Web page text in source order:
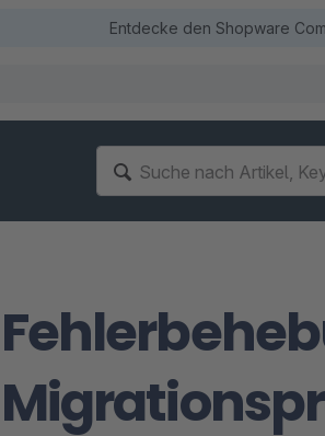
Entdecke den Shopware